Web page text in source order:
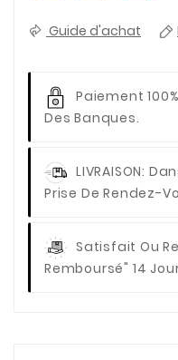
Guide d'achat
Paiement
Des Banques.
LIVRAISON:
Prise De Rendez-
Satisfait Ou
Remboursé" 14